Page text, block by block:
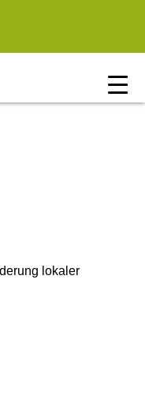
lokaler